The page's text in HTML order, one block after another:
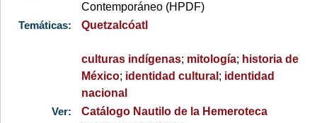
Contemporáneo (HPDF)
Temáticas:
Quetzalcóatl
culturas indígenas; mitología; historia de
México; identidad cultural ; identidad
nacional
Ver:
Catálogo Nautilo de la Hemeroteca